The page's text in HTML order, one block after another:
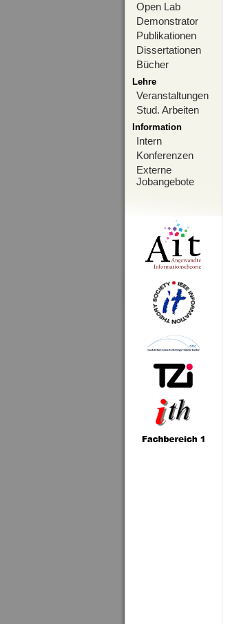
Open Lab
Demonstrator
Publikationen
Dissertationen
Bücher
Lehre
Veranstaltungen
Stud. Arbeiten
Information
Intern
Konferenzen
Externe
Jobangebote